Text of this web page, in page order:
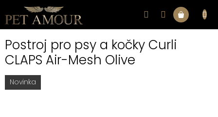
obsah
Nákupní
Postroj pro psy a kočky Curli
CLAPS Air-Mesh Olive
Novinka